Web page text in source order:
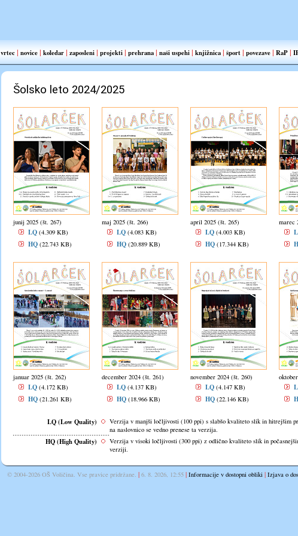
vrtec | novice | koledar | zaposleni | projekti | prehrana | naši uspehi | knjižnica | šport | povezave | RaP |
Šolsko leto 2024/2025
junij 2025 (št. 267)
LQ(4.309 KB)
HQ(22.743 KB)
maj 2025 (št. 266)
LQ(4.083 KB)
HQ(20.889 KB)
april 2025 (št. 265)
LQ(4.003 KB)
HQ(17.344 KB)
marec
januar 2025 (št. 262)
LQ(4.172 KB)
HQ(21.261 KB)
december 2024 (št. 261)
LQ(4.137 KB)
HQ(18.966 KB)
november 2024 (št. 260)
LQ(4.147 KB)
HQ(22.146 KB)
LQ (Low Quality)
Verzija v manjši ločljivosti (100 ppi) s slabšo kvaliteto slik in hitrejšim
na naslovnico se vedno prenese ta verzija.
HQ (High Quality)
Verzija v visoki ločljivosti (300 ppi) z odlično kvaliteto slik in
verziji.
© 2004-2026 OŠ Voličina. Vse pravice pridržane. |6. 8. 2026, 12:55 | Informacije v dostopni obliki | Izjava o